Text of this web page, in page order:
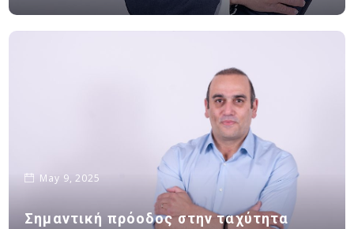
May 9, 2025
Σημαντική πρόοδος στην ταχύτητα